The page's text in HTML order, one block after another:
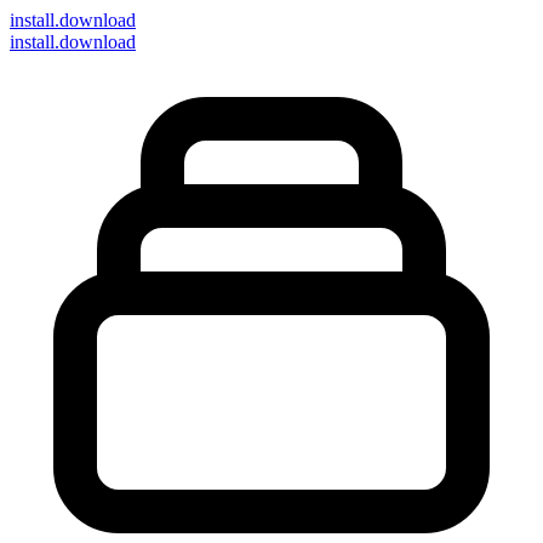
install.download
install.download